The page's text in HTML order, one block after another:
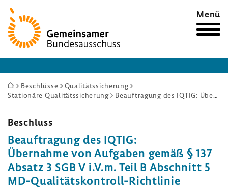
Zur
Startseite
Menü
Sie
sind
Beschlüsse
Qualitätssicherung
Stationäre Qualitätssicherung
Beauftragung des IQTIG: Übernahme von Aufgaben gemäß § 137 Absatz 3 SGB V i.V.m. Teil B Abschnitt 5 MD-Qualitätskontroll-Richtlinie
Beschluss
Beauf­tra­gung des IQTIG:
Über­nahme von Aufgaben gemäß § 137
Absatz 3 SGB V i.V.m. Teil B Abschnitt 5
MD-​Qualitätskontroll-Richtlinie